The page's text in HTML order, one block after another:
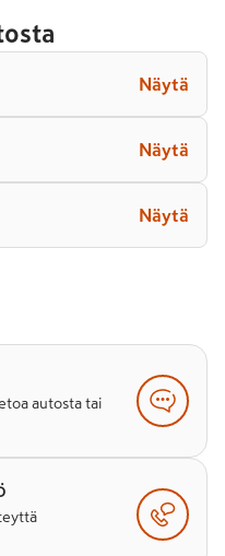
Näytä
Näytä
Näytä
autosta tai